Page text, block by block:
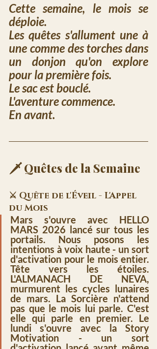
Cette semaine, le mois se
déploie.
Les quêtes s'allument une à
une comme des torches dans
un donjon qu'on explore
pour la première fois.
Le sac est bouclé.
L'aventure commence.
En avant.
🗡️ Quêtes de la Semaine
⚔️ Quête de l'Éveil - L'Appel
du Mois
Mars s'ouvre avec HELLO
MARS 2026 lancé sur tous les
portails. Nous posons les
intentions à voix haute - un sort
d'activation pour le mois entier.
L'ALMANACH DE NEVA,
murmurent les cycles lunaires
de mars. La Sorcière n'attend
pas que le mois lui parle. C'est
elle qui parle en premier. Le
lundi s'ouvre avec la Story
Motivation - un sort